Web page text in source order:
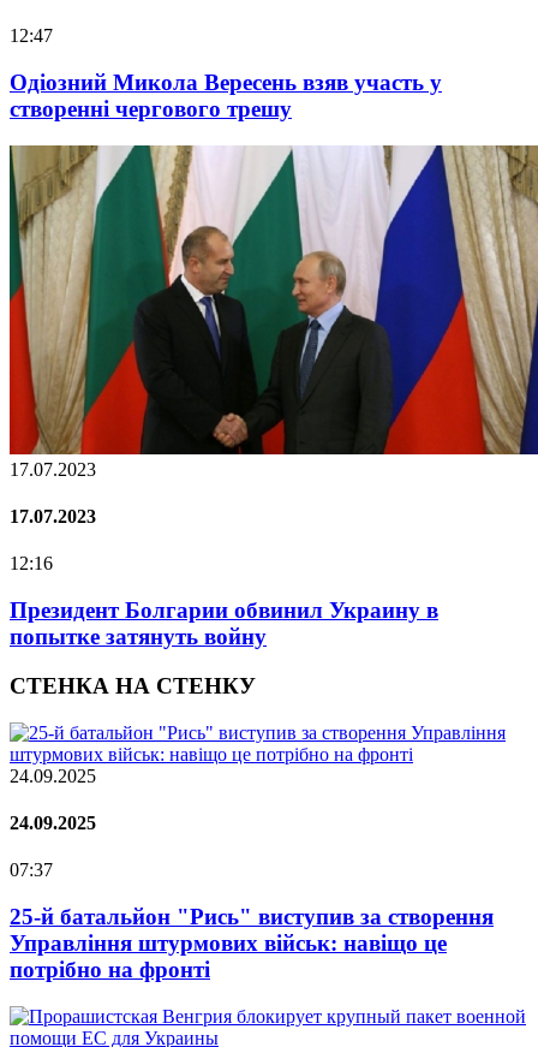
12:47
Одіозний Микола Вересень взяв участь у
створенні чергового трешу
17.07.2023
17.07.2023
12:16
Президент Болгарии обвинил Украину в
попытке затянуть войну
СТЕНКА НА СТЕНКУ
24.09.2025
24.09.2025
07:37
25-й батальйон "Рись" виступив за створення
Управління штурмових військ: навіщо це
потрібно на фронті